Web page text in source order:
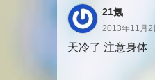
21氪
2013年11月2
天冷了 注意身体